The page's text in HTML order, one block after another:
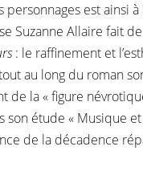
personnages est ainsi
Suzanne Allaire fait
: le raffinement et
au long du roman
de la « figure
étude « Musique
de la décadence